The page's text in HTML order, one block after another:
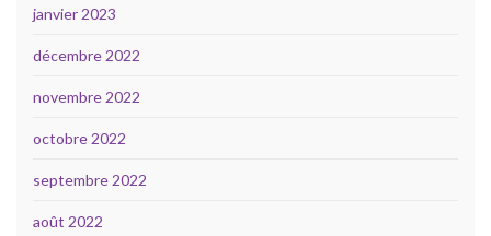
janvier 2023
décembre 2022
novembre 2022
octobre 2022
septembre 2022
août 2022